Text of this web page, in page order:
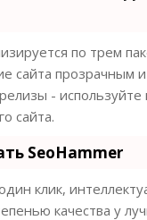
по трем
сайта прозрачным
-
сайта.
SeoHammer
клик,
качества у